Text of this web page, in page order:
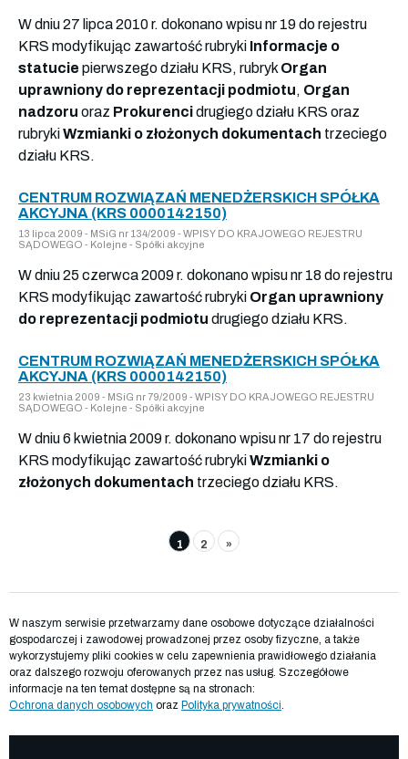
W dniu 27 lipca 2010 r. dokonano wpisu nr 19 do rejestru
KRS modyfikując zawartość rubryki Informacje o
statucie pierwszego działu KRS, rubryk Organ
uprawniony do reprezentacji podmiotu, Organ
nadzoru oraz Prokurencidrugiego działu KRS oraz
rubrykiWzmianki o złożonych dokumentach trzeciego
działu KRS.
CENTRUM ROZWIĄZAŃ MENEDŻERSKICH SPÓŁKA
AKCYJNA (KRS 0000142150)
13 lipca 2009 - MSiG nr 134/2009 - WPISY DO KRAJOWEGO REJESTRU
SĄDOWEGO - Kolejne - Spółki akcyjne
W dniu 25 czerwca 2009 r. dokonano wpisu nr 18 do rejestru
KRS modyfikując zawartość rubryki Organ uprawniony
do reprezentacji podmiotu drugiego działu KRS.
CENTRUM ROZWIĄZAŃ MENEDŻERSKICH SPÓŁKA
AKCYJNA (KRS 0000142150)
23 kwietnia 2009 - MSiG nr 79/2009 - WPISY DO KRAJOWEGO REJESTRU
SĄDOWEGO - Kolejne - Spółki akcyjne
W dniu 6 kwietnia 2009 r. dokonano wpisu nr 17 do rejestru
KRS modyfikując zawartość rubrykiWzmianki o
złożonych dokumentach trzeciego działu KRS.
1 2 »
W naszym serwisie przetwarzamy dane osobowe dotyczące działalności
gospodarczej i zawodowej prowadzonej przez osoby fizyczne, a także
wykorzystujemy pliki cookies w celu zapewnienia prawidłowego działania
oraz dalszego rozwoju oferowanych przez nas usług. Szczegółowe
informacje na ten temat dostępne są na stronach:
Ochrona danych osobowych oraz Polityka prywatności